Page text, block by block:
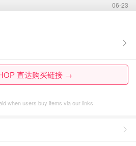
06-23
直达购买链接 →
when users buy items via our links.